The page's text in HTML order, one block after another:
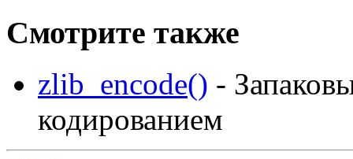
Смотрите также
zlib_encode() -
кодированием